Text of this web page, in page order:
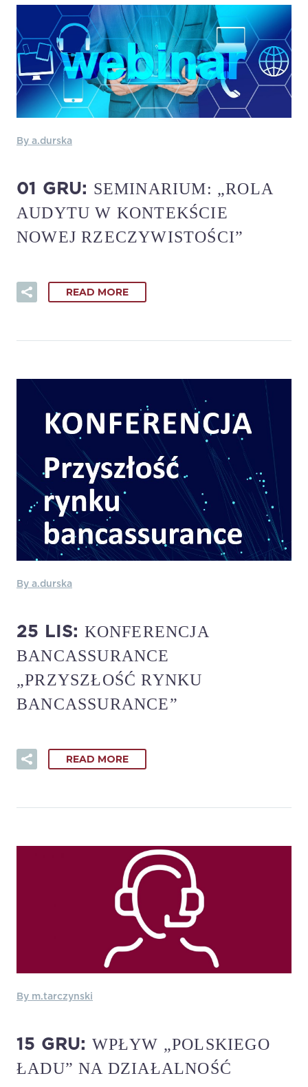
By a.durska
01 GRU: SEMINARIUM: „ROLA
AUDYTU W KONTEKŚCIE
NOWEJ RZECZYWISTOŚCI”
READ MORE
By a.durska
25 LIS: KONFERENCJA
BANCASSURANCE
„PRZYSZŁOŚĆ RYNKU
BANCASSURANCE”
READ MORE
By m.tarczynski
15 GRU: WPŁYW „POLSKIEGO
ŁADU” NA DZIAŁALNOŚĆ